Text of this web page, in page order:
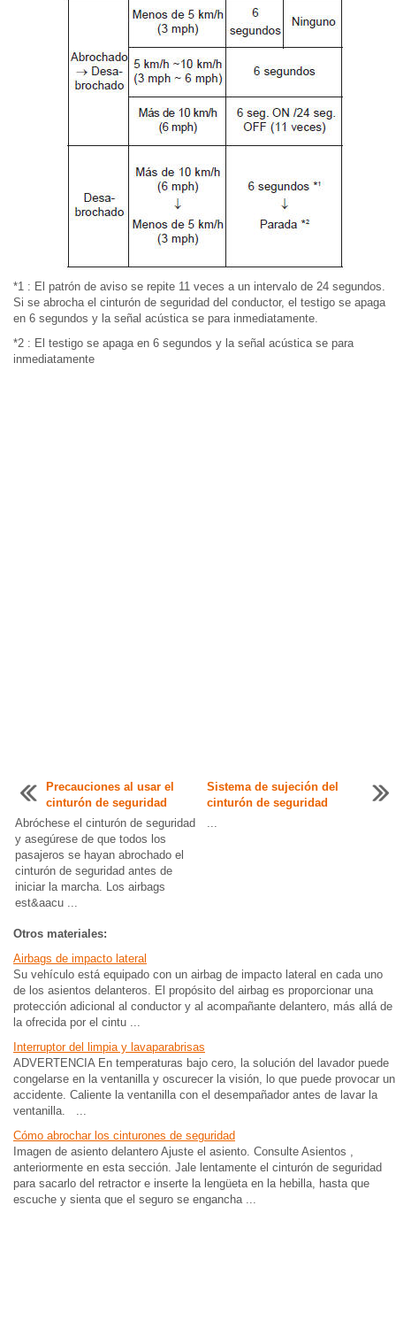
*1 : El patrón de aviso se repite 11 veces a un intervalo de 24 segundos.
Si se abrocha el cinturón de seguridad del conductor, el testigo se apaga
en 6 segundos y la señal acústica se para inmediatamente.
*2 : El testigo se apaga en 6 segundos y la señal acústica se para
inmediatamente
Precauciones al usar el
cinturón de seguridad
Abróchese el cinturón de seguridad
y asegúrese de que todos los
pasajeros se hayan abrochado el
cinturón de seguridad antes de
iniciar la marcha. Los airbags
est&aacu ...
Sistema de sujeción del
cinturón de seguridad
...
Otros materiales:
Airbags de impacto lateral
Su vehículo está equipado con un airbag de impacto lateral en cada uno
de los asientos delanteros. El propósito del airbag es proporcionar una
protección adicional al conductor y al acompañante delantero, más allá de
la ofrecida por el cintu ...
Interruptor del limpia y lavaparabrisas
ADVERTENCIA En temperaturas bajo cero, la solución del lavador puede
congelarse en la ventanilla y oscurecer la visión, lo que puede provocar un
accidente. Caliente la ventanilla con el desempañador antes de lavar la
ventanilla. ...
Cómo abrochar los cinturones de seguridad
Imagen de asiento delantero Ajuste el asiento. Consulte Asientos ,
anteriormente en esta sección. Jale lentamente el cinturón de seguridad
para sacarlo del retractor e inserte la lengüeta en la hebilla, hasta que
escuche y sienta que el seguro se engancha ...